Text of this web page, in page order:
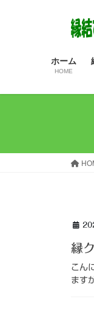
ス
ン
ホーム
HOME
縁
こん
ます